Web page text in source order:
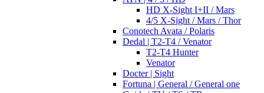
HD X-Sight I+II / Mars
4/5 X-Sight / Mars / Thor
Conotech Avata / Polaris
Dedal | T2-T4 / Venator
T2-T4 Hunter
Venator
Docter | Sight
Fortuna | General / General one